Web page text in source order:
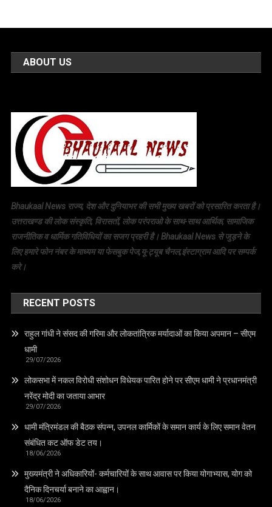
ABOUT US
Bhaukaal News राज्य, देश और दुनियाभर की सभी मुख्य खबरों को प्रसारित करता है।
उत्तराखण्ड की लोक संस्कृति, विरासतों, लोक परंपराओ के साथ-साथ आर्थिक, सामाजिक
राजनीतिक व धार्मिक गतिविधियों का सजग प्रहरी है। Bhaukaal News से जुड़ने के
लिए हमारे फोन नंबर के माध्यम या फेसबुक पेज,यू-ट्यूब चैनल,इंस्टाग्राम आदि पर सम्पर्क
करे।
RECENT POSTS
राहुल गांधी ने संसद की गरिमा और लोकतांत्रिक मर्यादाओं का किया अपमान – सीएम
धामी
29/07/2026
लोकसभा में नकल विरोधी संशोधन विधेयक पारित होने पर सीएम धामी ने प्रधानमंत्री
नरेंद्र मोदी का जताया आभार
29/07/2026
धामी मंत्रिमंडल की बैठक संपन्न, उपनल कार्मिकों के समान कार्य के लिए समान वेतन
संबंधित कट ऑफ डेट तय।
18/06/2026
मुख्यमंत्री ने अधिकारियों- कर्मचारियों के साथ आवास पर किया योगाभ्यास, योग को
दैनिक दिनचर्या बनाने का आह्वान।
18/06/2026